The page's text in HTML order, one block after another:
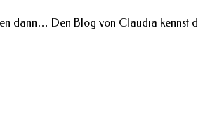
dann… Den Blog von Claudia kennst